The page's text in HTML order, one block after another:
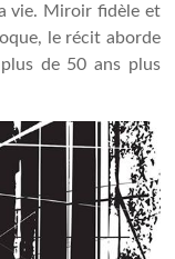
vie. Miroir fidèle et
le récit aborde
de 50 ans plus